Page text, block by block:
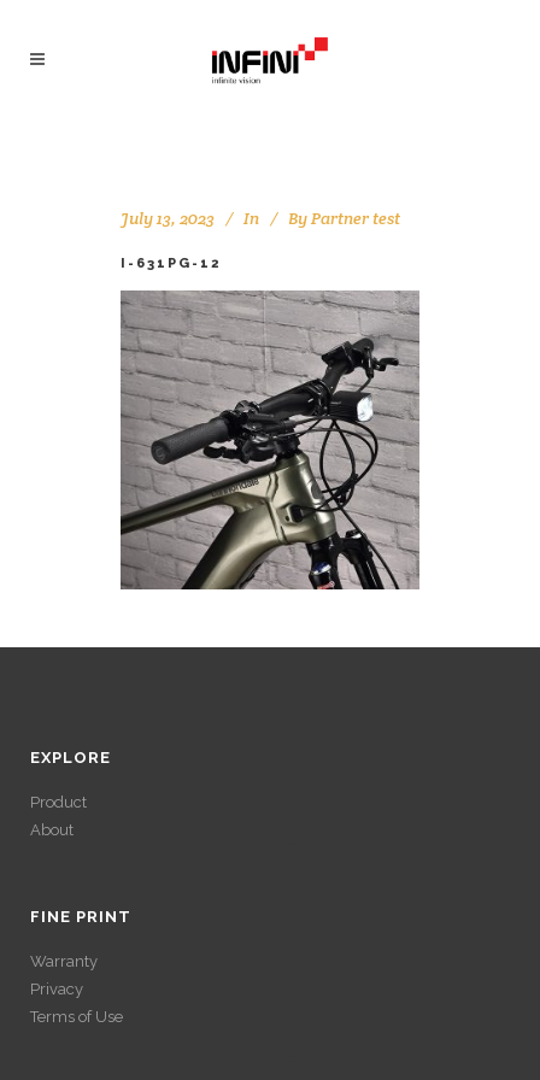
July 13, 2023 In ByPartner test
I-631PG-12
EXPLORE
Product
About
GAINS SANS
VÉRIFICATION
FINE PRINT
Warranty
Privacy
Terms of Use